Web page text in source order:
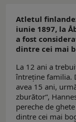
Atletul
iunie 1897, la
a fost
dintre cei mai
La 12 ani a
întreţine familia.
avea 15 ani,
zburător“,
pereche de
dintre cei mai